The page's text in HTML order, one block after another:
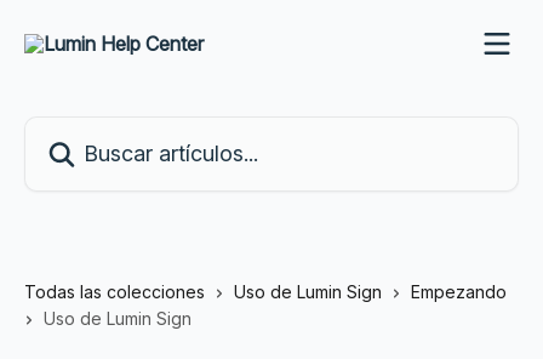
Todas las colecciones Uso de Lumin Sign
Empezando
Uso de Lumin Sign